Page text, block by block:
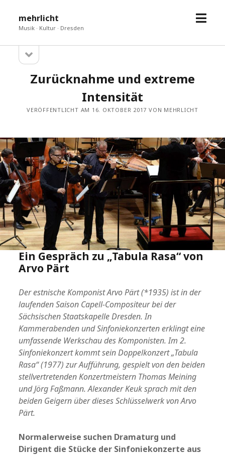
mehrlicht
Musik · Kultur · Dresden
Menü
Sidebar
öffnen
Zurücknahme und extreme
Intensität
VERÖFFENTLICHT AM 16. OKTOBER 2017 VON MEHRLICHT
Ein Gespräch zu „Tabula Rasa“ von
Arvo Pärt
Der estnische Komponist Arvo Pärt (*1935) ist in der
laufenden Saison Capell-Compositeur bei der
Sächsischen Staatskapelle Dresden. In
Kammerabenden und Sinfoniekonzerten erklingt eine
umfassende Werkschau des Komponisten. Im 2.
Sinfoniekonzert kommt sein Doppelkonzert „Tabula
Rasa“ (1977) zur Aufführung, gespielt von den beiden
stellvertretenden Konzertmeistern Thomas Meining
und Jörg Faßmann. Alexander Keuk sprach mit den
beiden Geigern über dieses Schlüsselwerk von Arvo
Pärt.
Normalerweise suchen Dramaturg und
Dirigent die Stücke der Sinfoniekonzerte aus